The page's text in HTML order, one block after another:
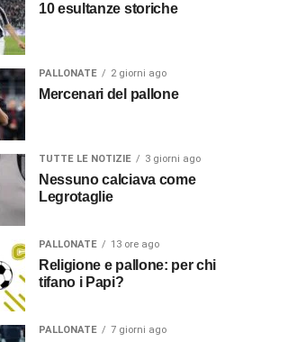
10 esultanze storiche
PALLONATE 2 giorni ago
Mercenari del pallone
TUTTE LE NOTIZIE 3 giorni ago
Nessuno calciava come
Legrotaglie
PALLONATE 13 ore ago
Religione e pallone: per chi
tifano i Papi?
PALLONATE 7 giorni ago